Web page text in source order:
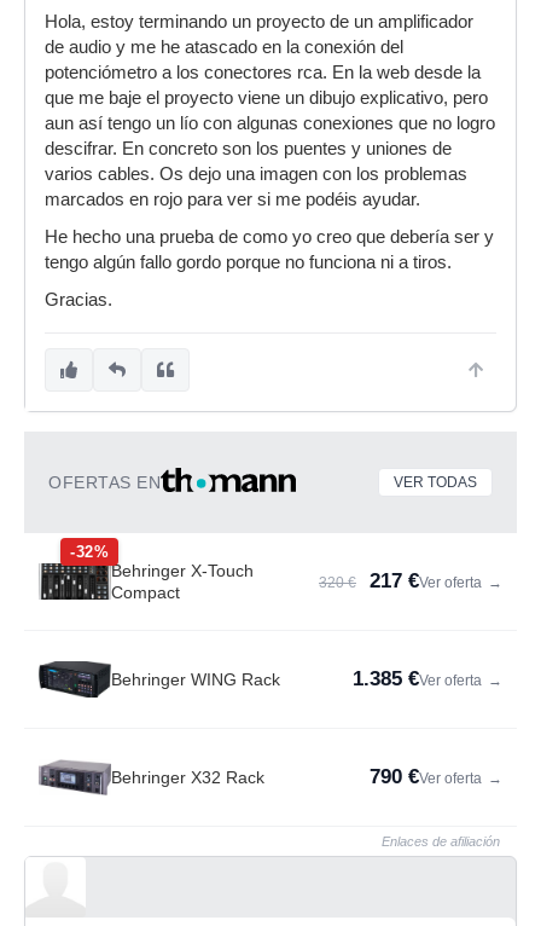
Hola, estoy terminando un proyecto de un amplificador
de audio y me he atascado en la conexión del
potenciómetro a los conectores rca. En la web desde la
que me baje el proyecto viene un dibujo explicativo, pero
aun así tengo un lío con algunas conexiones que no logro
descifrar. En concreto son los puentes y uniones de
varios cables. Os dejo una imagen con los problemas
marcados en rojo para ver si me podéis ayudar.
He hecho una prueba de como yo creo que debería ser y
tengo algún fallo gordo porque no funciona ni a tiros.
Gracias.
OFERTAS EN VER TODAS
-32%
Behringer X-Touch
Compact
320 € 217 €Ver oferta →
Behringer WING Rack 1.385 €Ver oferta →
Behringer X32 Rack 790 €Ver oferta →
Enlaces de afiliación